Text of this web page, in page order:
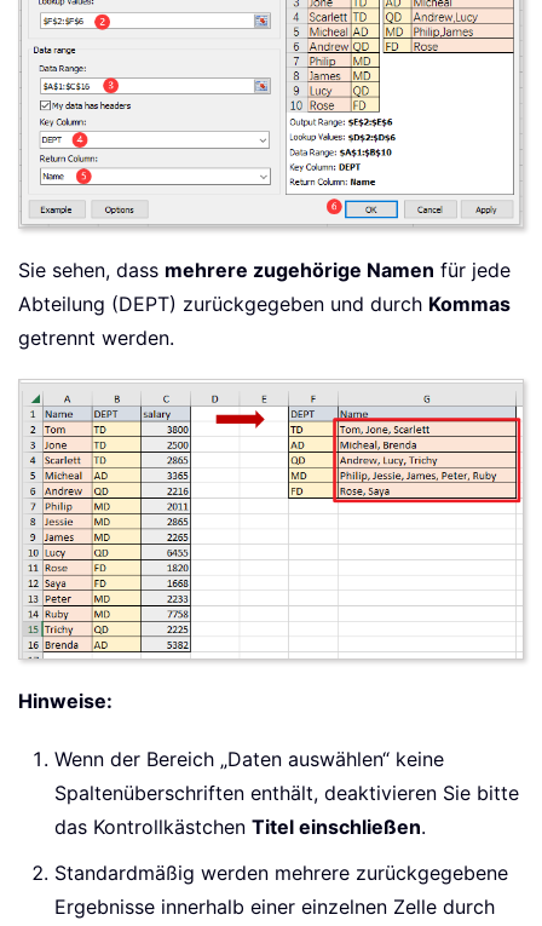
Sie sehen, dass mehrere zugehörige Namen für jede
Abteilung (DEPT) zurückgegeben und durch Kommas
getrennt werden.
Hinweise:
Wenn der Bereich „Daten auswählen“ keine
Spaltenüberschriften enthält, deaktivieren Sie bitte
das Kontrollkästchen Titel einschließen.
Standardmäßig werden mehrere zurückgegebene
Ergebnisse innerhalb einer einzelnen Zelle durch